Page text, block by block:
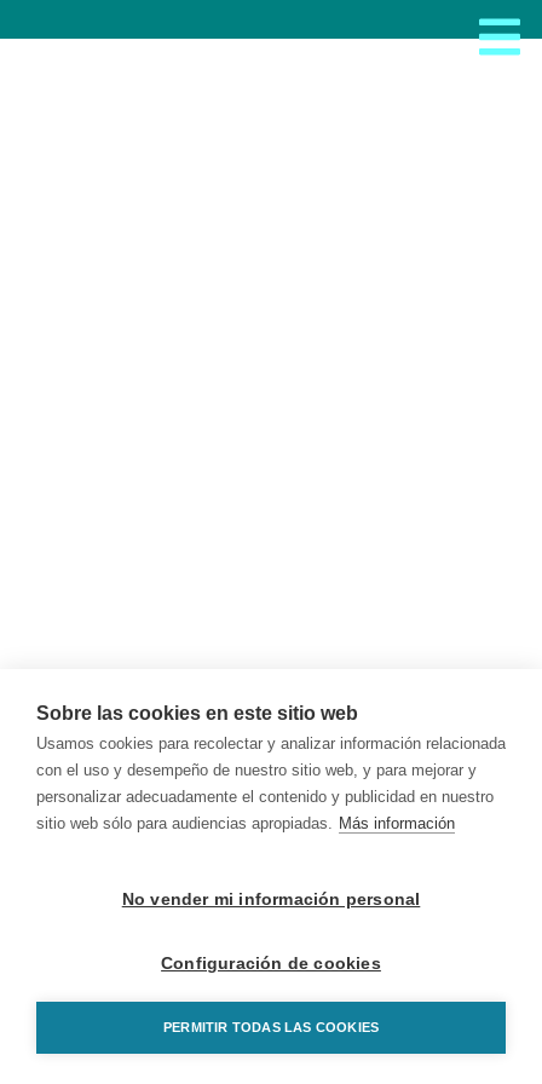
Sobre las cookies en este sitio web
Usamos cookies para recolectar y analizar información relacionada
con el uso y desempeño de nuestro sitio web, y para mejorar y
personalizar adecuadamente el contenido y publicidad en nuestro
sitio web sólo para audiencias apropiadas. Más información
No vender mi información personal
Configuración de cookies
PERMITIR TODAS LAS COOKIES